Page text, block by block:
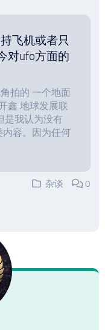
飞机或者只
对ufo方面的
拍的 一个地面
鑫 地球发展联
是我认为没有
容。因为任何
杂谈
0